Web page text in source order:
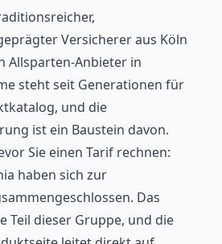
Versicherer aus Köln
Allsparten-Anbieter in
steht seit Generationen für
und die
ist ein Baustein davon.
Sie einen Tarif rechnen:
haben sich zur
Das
Teil dieser Gruppe, und die